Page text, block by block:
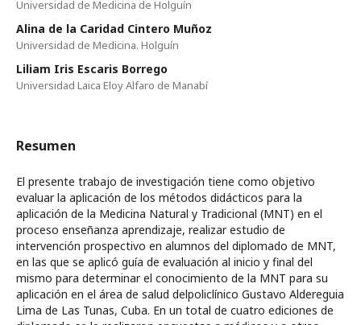
Universidad de Medicina de Holguín
Alina de la Caridad Cintero Muñoz
Universidad de Medicina. Holguín
Liliam Iris Escaris Borrego
Universidad Laica Eloy Alfaro de Manabí
Resumen
El presente trabajo de investigación tiene como objetivo
evaluar la aplicación de los métodos didácticos para la
aplicación de la Medicina Natural y Tradicional (MNT) en el
proceso enseñanza aprendizaje, realizar estudio de
intervención prospectivo en alumnos del diplomado de MNT,
en las que se aplicó guía de evaluación al inicio y final del
mismo para determinar el conocimiento de la MNT para su
aplicación en el área de salud delpoliclínico Gustavo Aldereguia
Lima de Las Tunas, Cuba. En un total de cuatro ediciones de